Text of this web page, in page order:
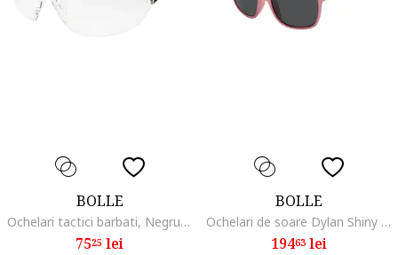
BOLLE
Ochelari tactici barbati, Negru/Portocaliu
7525 lei
BOLLE
Ochelari de soare Dylan Shiny Pink
19463lei